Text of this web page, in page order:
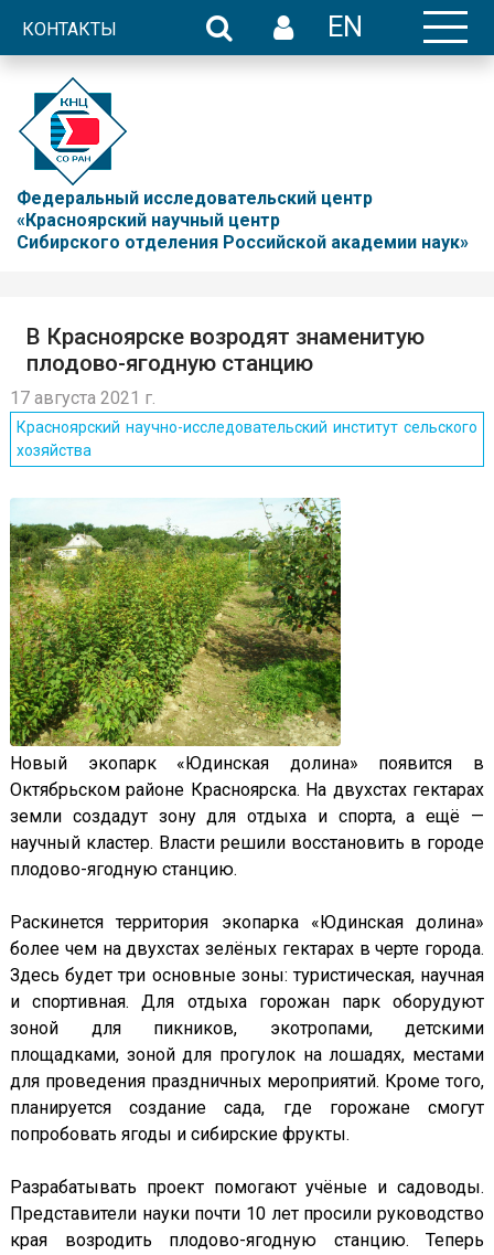
КОНТАКТЫ EN
Федеральный исследовательский центр
«Красноярский научный центр
Сибирского отделения Российской академии наук»
В Красноярске возродят знаменитую
плодово-ягодную станцию
17 августа 2021 г.
Красноярский научно-исследовательский институт сельского
хозяйства
Новый экопарк «Юдинская долина» появится в
Октябрьском районе Красноярска. На двухстах гектарах
земли создадут зону для отдыха и спорта, а ещё —
научный кластер. Власти решили восстановить в городе
плодово-ягодную станцию.
Раскинется территория экопарка «Юдинская долина»
более чем на двухстах зелёных гектарах в черте города.
Здесь будет три основные зоны: туристическая, научная
и спортивная. Для отдыха горожан парк оборудуют
зоной для пикников, экотропами, детскими
площадками, зоной для прогулок на лошадях, местами
для проведения праздничных мероприятий. Кроме того,
планируется создание сада, где горожане смогут
попробовать ягоды и сибирские фрукты.
Разрабатывать проект помогают учёные и садоводы.
Представители науки почти 10 лет просили руководство
края возродить плодово-ягодную станцию. Теперь